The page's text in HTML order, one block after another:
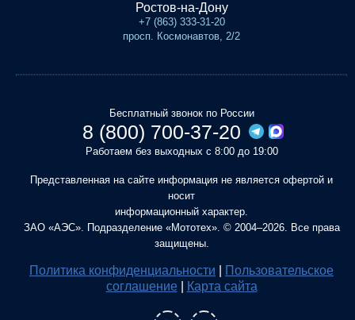
Ростов-на-Дону
+7 (863) 333-31-20
просп. Космонавтов, 2/2
Бесплатный звонок по России
8 (800) 700-37-20
Работаем без выходных с 8:00 до 19:00
Представленная на сайте информация не является офертой и
носит
информационный характер.
ЗАО «АЭС». Подразделение «Мототех». © 2004–2026. Все права
защищены.
Политика конфиденциальности
Пользовательское
соглашение
Карта сайта